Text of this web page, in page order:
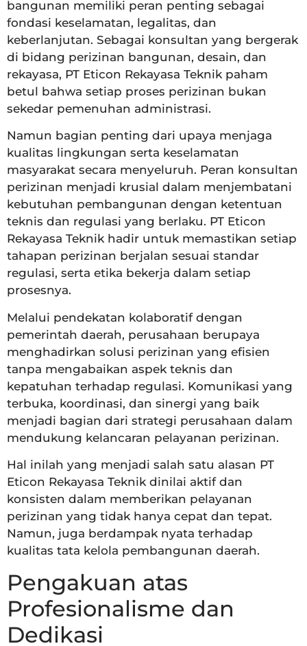
bangunan memiliki peran penting sebagai
fondasi keselamatan, legalitas, dan
keberlanjutan. Sebagai konsultan yang bergerak
di bidang perizinan bangunan, desain, dan
rekayasa, PT Eticon Rekayasa Teknik paham
betul bahwa setiap proses perizinan bukan
sekedar pemenuhan administrasi.
Namun bagian penting dari upaya menjaga
kualitas lingkungan serta keselamatan
masyarakat secara menyeluruh. Peran konsultan
perizinan menjadi krusial dalam menjembatani
kebutuhan pembangunan dengan ketentuan
teknis dan regulasi yang berlaku. PT Eticon
Rekayasa Teknik hadir untuk memastikan setiap
tahapan perizinan berjalan sesuai standar
regulasi, serta etika bekerja dalam setiap
prosesnya.
Melalui pendekatan kolaboratif dengan
pemerintah daerah, perusahaan berupaya
menghadirkan solusi perizinan yang efisien
tanpa mengabaikan aspek teknis dan
kepatuhan terhadap regulasi. Komunikasi yang
terbuka, koordinasi, dan sinergi yang baik
menjadi bagian dari strategi perusahaan dalam
mendukung kelancaran pelayanan perizinan.
Hal inilah yang menjadi salah satu alasan PT
Eticon Rekayasa Teknik dinilai aktif dan
konsisten dalam memberikan pelayanan
perizinan yang tidak hanya cepat dan tepat.
Namun, juga berdampak nyata terhadap
kualitas tata kelola pembangunan daerah.
Pengakuan atas
Profesionalisme dan
Dedikasi